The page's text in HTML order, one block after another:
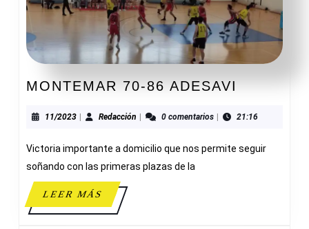
MONTEMAR 70-86 ADESAVI
86
11/202311/2023
| Redacción Redacción
| 0 comentarios | 21:16
Victoria importante a domicilio que nos permite seguir
soñando con las primeras plazas de la
LEER MÁSLEER
MÁS